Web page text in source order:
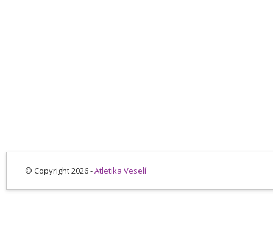
© Copyright 2026 -Atletika Veselí